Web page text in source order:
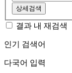
상세검색
결과 내 재검색
인기 검색어
다국어 입력